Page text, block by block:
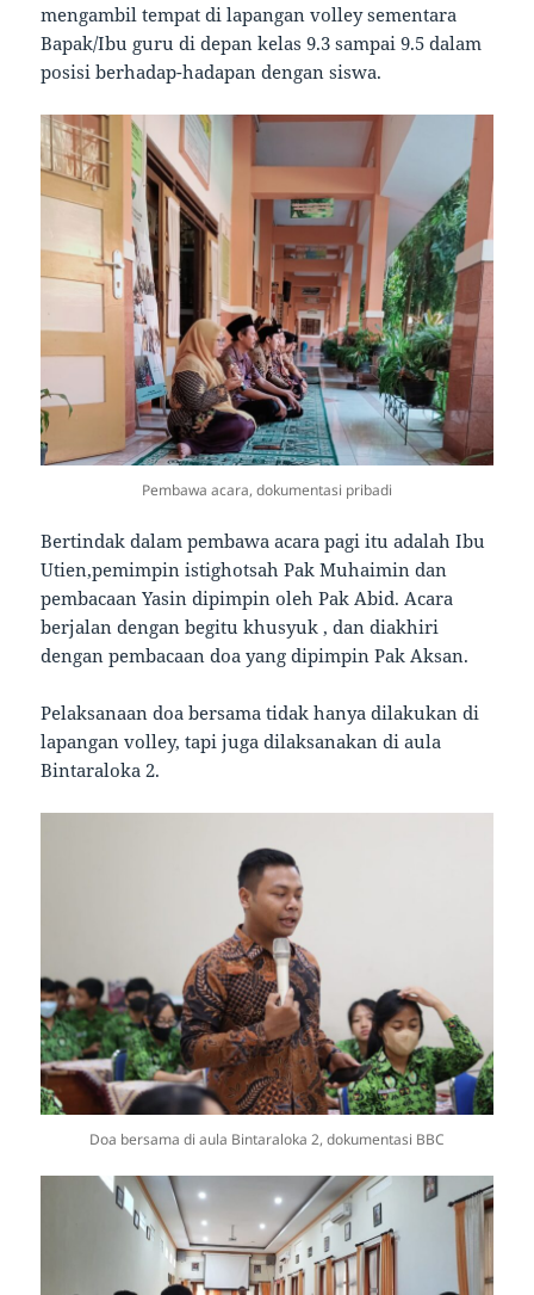
mengambil tempat di lapangan volley sementara
Bapak/Ibu guru di depan kelas 9.3 sampai 9.5 dalam
posisi berhadap-hadapan dengan siswa.
Pembawa acara, dokumentasi pribadi
Bertindak dalam pembawa acara pagi itu adalah Ibu
Utien,pemimpin istighotsah Pak Muhaimin dan
pembacaan Yasin dipimpin oleh Pak Abid. Acara
berjalan dengan begitu khusyuk , dan diakhiri
dengan pembacaan doa yang dipimpin Pak Aksan.
Pelaksanaan doa bersama tidak hanya dilakukan di
lapangan volley, tapi juga dilaksanakan di aula
Bintaraloka 2.
Doa bersama di aula Bintaraloka 2, dokumentasi BBC